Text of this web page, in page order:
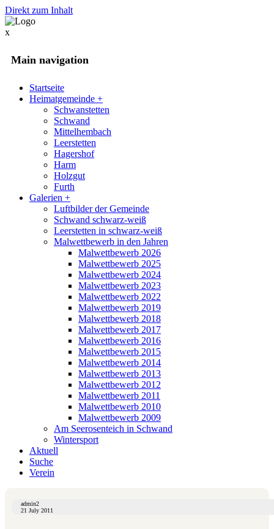
Direkt zum Inhalt
x
Main navigation
Startseite
Heimatgemeinde +
Schwanstetten
Schwand
Mittelhembach
Leerstetten
Hagershof
Harm
Holzgut
Furth
Galerien +
Luftbilder der Gemeinde
Schwand schwarz-weiß
Leerstetten in schwarz-weiß
Malwettbewerb in den Jahren
Malwettbewerb 2026
Malwettbewerb 2025
Malwettbewerb 2024
Malwettbewerb 2023
Malwettbewerb 2022
Malwettbewerb 2019
Malwettbewerb 2018
Malwettbewerb 2017
Malwettbewerb 2016
Malwettbewerb 2015
Malwettbewerb 2014
Malwettbewerb 2013
Malwettbewerb 2012
Malwettbewerb 2011
Malwettbewerb 2010
Malwettbewerb 2009
Am Seerosenteich in Schwand
Wintersport
Aktuell
Suche
Verein
admin2
21 July 2011